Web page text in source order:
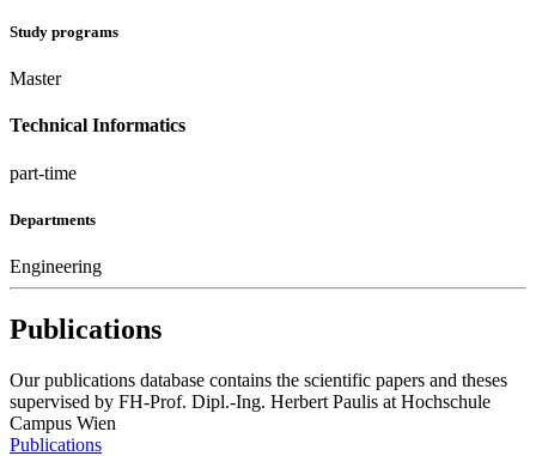
Study programs
Master
Technical Informatics
part-time
Departments
Engineering
Publications
Our publications database contains the scientific papers and theses
supervised by FH-Prof. Dipl.-Ing. Herbert Paulis at Hochschule
Campus Wien
Publications